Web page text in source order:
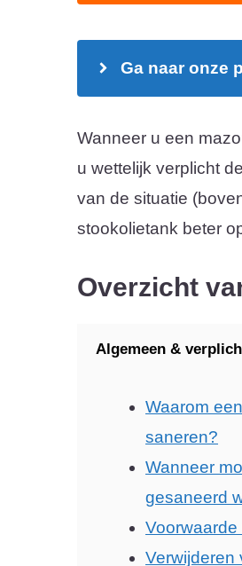
Ga naar onze
Wanneer u een
u wettelijk verplicht
van de situatie
stookolietank beter
Overzicht
Algemeen &
Waarom
saneren?
Wanneer
gesaneerd
Verwijderen